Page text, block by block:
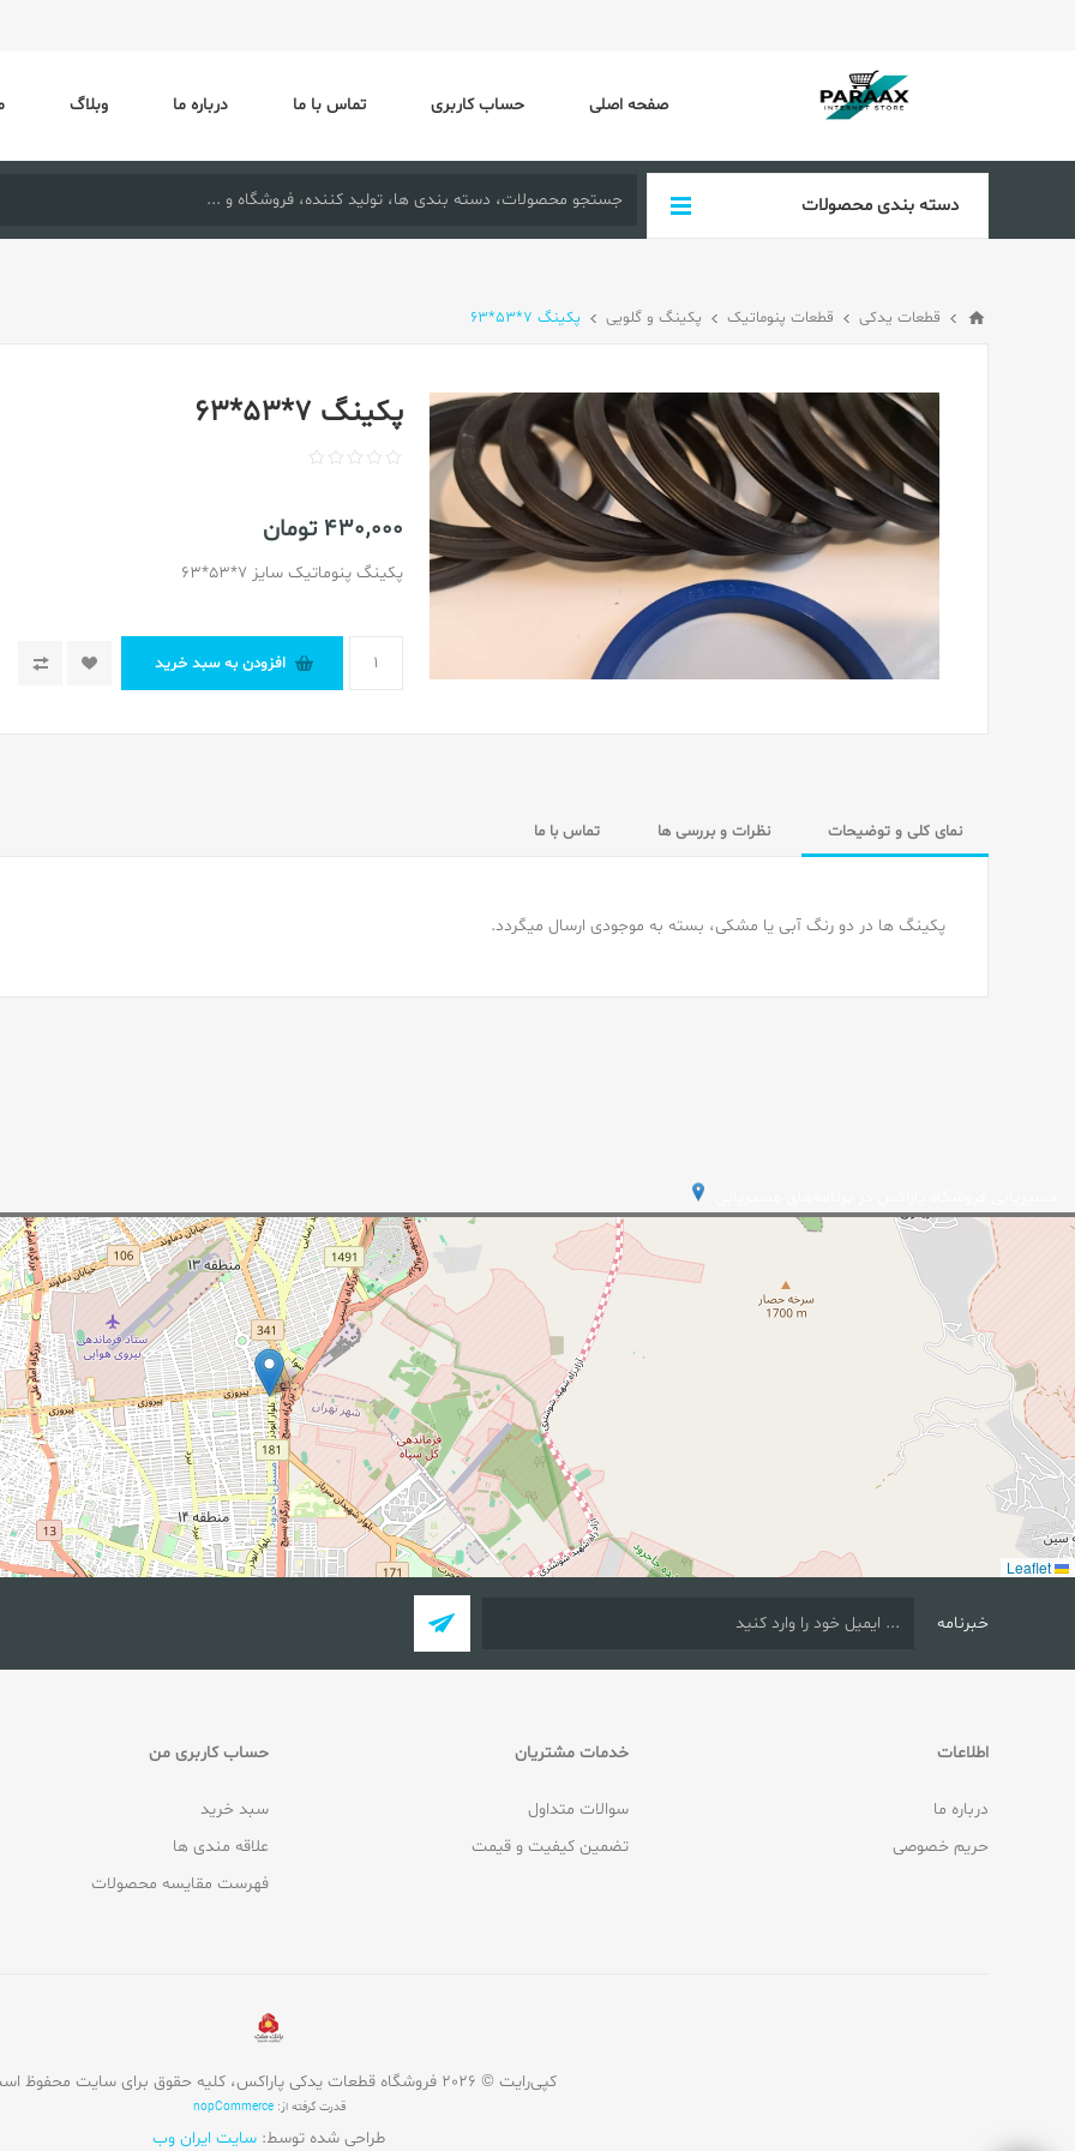
صفحه اصلی حساب کاربری تماس با ما درباره ما وبلاگ
دسته بندی محصولات
قطعات یدکی قطعات پنوماتیک پکینگ و گلویی پکینگ 7*53*63
پکینگ 7*53*63
430٬000 تومان
پکینگ پنوماتیک سایز 7*53*63
افزودن به سبد خرید
نمای کلی و توضیحات نظرات و بررسی ها تماس با ما
پکینگ ها در دو رنگ آبی یا مشکی، بسته به موجودی ارسال میگردد.
خبرنامه
اطلاعات
درباره ما
حریم خصوصی
خدمات مشتریان
سوالات متداول
تضمین کیفیت و قیمت
حساب کاربری من
سبد خرید
علاقه مندی ها
فهرست مقایسه محصولات
کپی‌رایت © 2026 فروشگاه قطعات یدکی پاراکس، کلیه حقوق برای سایت محفوظ است.
قدرت گرفته از:nopCommerce
طراحی شده توسط: سایت ایران وب